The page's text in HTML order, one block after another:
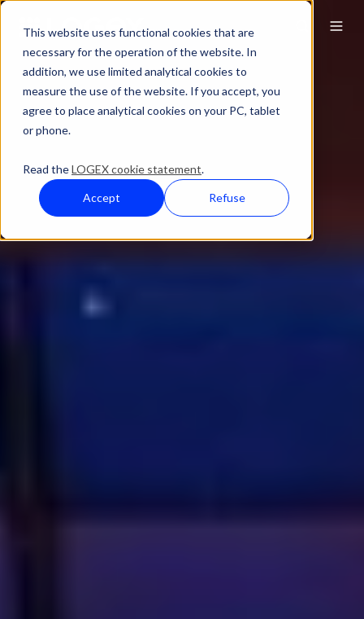
This website uses functional cookies that are
necessary for the operation of the website. In
addition, we use limited analytical cookies to
measure the use of the website. If you accept, you
agree to place analytical cookies on your PC, tablet
or phone.
Read theLOGEX cookie statement.
Accept Refuse